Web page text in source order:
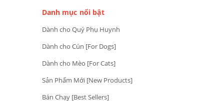
Danh mục nổi bật
Dành cho Quý Phụ Huynh
Dành cho Cún [For Dogs]
Dành cho Mèo [For Cats]
Sản Phẩm Mới [New Products]
Bán Chạy [Best Sellers]